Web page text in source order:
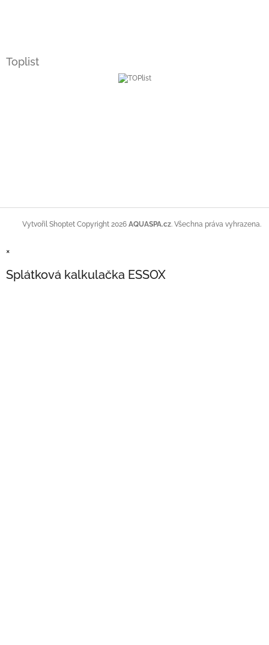
Toplist
Vytvořil Shoptet Copyright 2026 AQUASPA.cz. Všechna práva vyhrazena.
×
Splátková kalkulačka ESSOX